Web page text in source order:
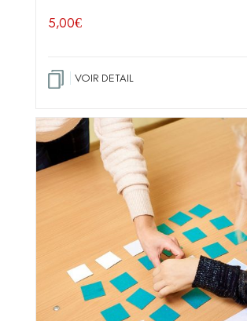
5,00€
VOIR DETAIL